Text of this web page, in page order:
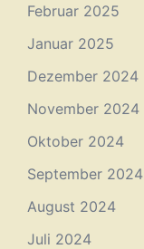
Februar 2025
Januar 2025
Dezember 2024
November 2024
Oktober 2024
September 2024
August 2024
Juli 2024